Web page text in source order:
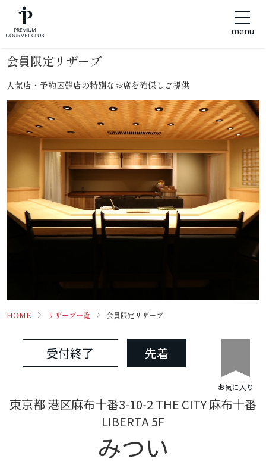
menu
会員限定リザーブ
人気店・予約困難店の特別なお席を確保しご提供
HOME リザーブ一覧 会員限定リザーブ
受付終了 先着
お気に入り
東京都 港区麻布十番3-10-2 THE CITY 麻布十番
LIBERTA 5F
みつい